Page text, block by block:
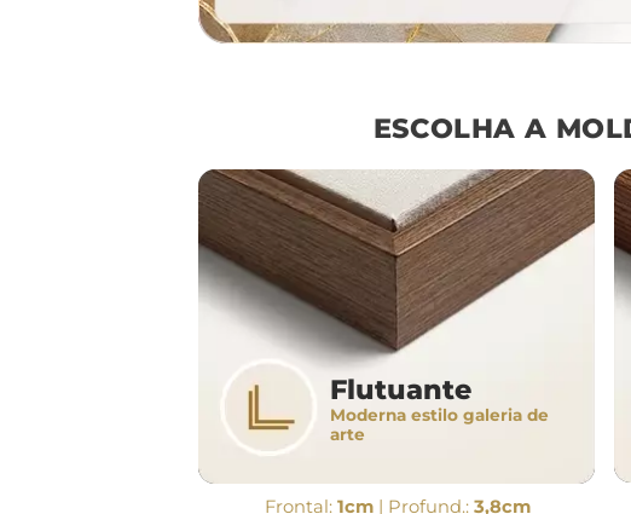
ESCOLHA A
Flutuante
Moderna estilo galeria de
arte
Frontal: 1cm| Profund.: 3,8cm